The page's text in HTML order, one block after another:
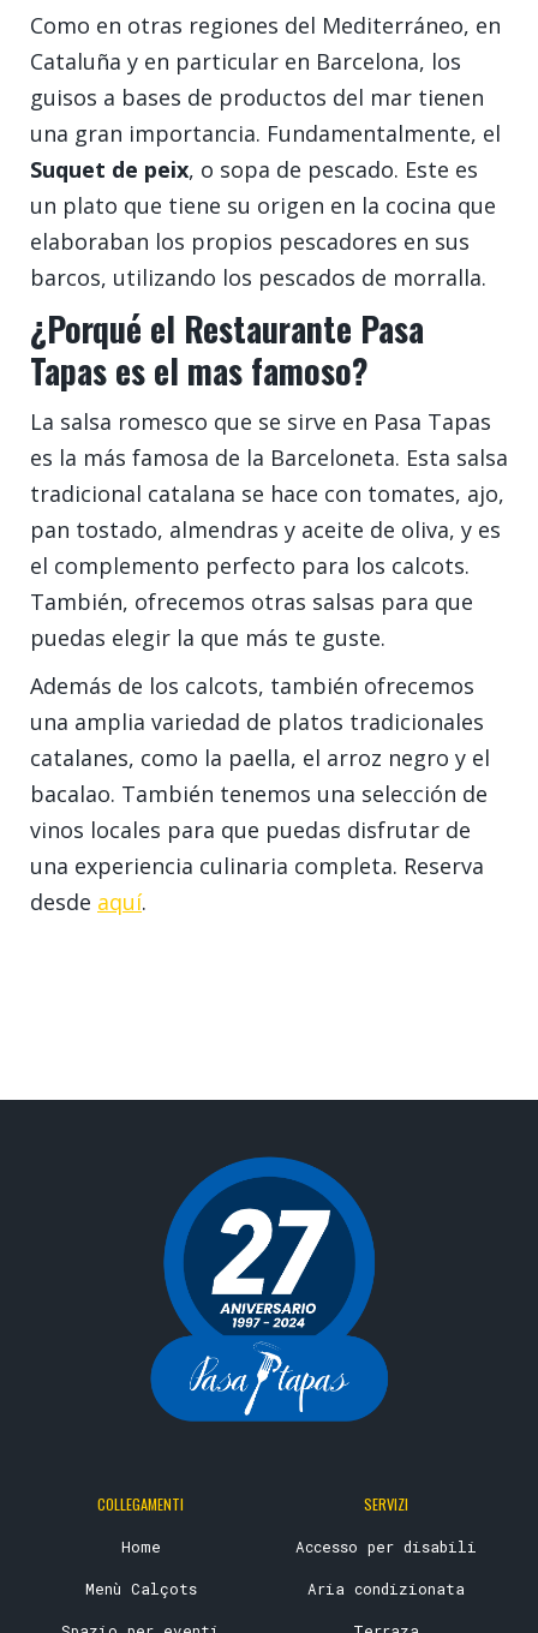
Como en otras regiones del Mediterráneo, en
Cataluña y en particular en Barcelona, los
guisos a bases de productos del mar tienen
una gran importancia. Fundamentalmente, el
Suquet de peix, o sopa de pescado. Este es
un plato que tiene su origen en la cocina que
elaboraban los propios pescadores en sus
barcos, utilizando los pescados de morralla.
¿Porqué el Restaurante Pasa
Tapas es el mas famoso?
La salsa romesco que se sirve en Pasa Tapas
es la más famosa de la Barceloneta. Esta salsa
tradicional catalana se hace con tomates, ajo,
pan tostado, almendras y aceite de oliva, y es
el complemento perfecto para los calcots.
También, ofrecemos otras salsas para que
puedas elegir la que más te guste.
Además de los calcots, también ofrecemos
una amplia variedad de platos tradicionales
catalanes, como la paella, el arroz negro y el
bacalao. También tenemos una selección de
vinos locales para que puedas disfrutar de
una experiencia culinaria completa. Reserva
desde aquí.
COLLEGAMENTI
Home
Menù Calçots
SERVIZI
Accesso per disabili
Aria condizionata